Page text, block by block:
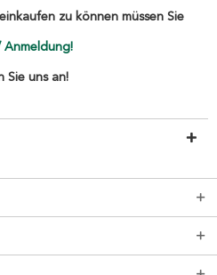
zu können müssen Sie
Anmeldung!
Sie uns an!